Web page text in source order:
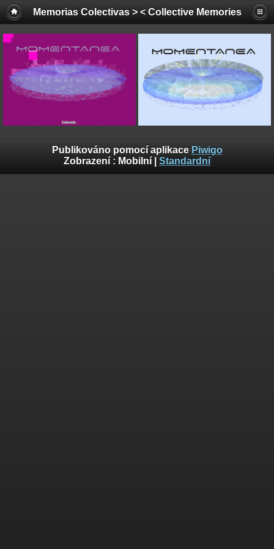
Memorias Colectivas > < Collective Memories
Publikováno pomocí aplikace Piwigo
Zobrazení : Mobilní Standardní